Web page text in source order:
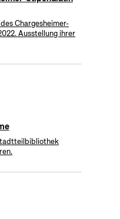
Chargesheimer-
Ausstellung ihrer